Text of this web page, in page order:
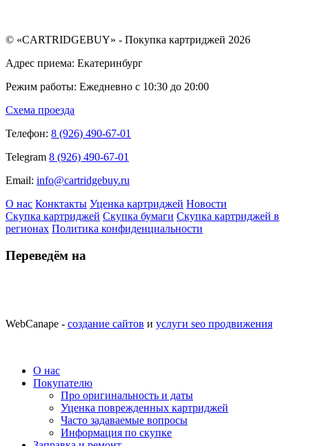
© «CARTRIDGEBUY» - Покупка картриджей 2026
Адрес приема: Екатеринбург
Режим работы: Ежедневно с 10:30 до 20:00
Схема проезда
Телефон: 8 (926) 490-67-01
Telegram 8 (926) 490-67-01
Email: info@cartridgebuy.ru
О нас Конктакты Уценка картриджей Новости
Скупка картриджей Скупка бумаги Скупка картриджей в
регионах Политика конфиденциальности
Переведём на
WebCanape - создание сайтов и услуги seo продвижения
О нас
Покупателю
Про оригинальность и даты
Уценка поврежденных картриджей
Часто задаваемые вопросы
Информация по скупке